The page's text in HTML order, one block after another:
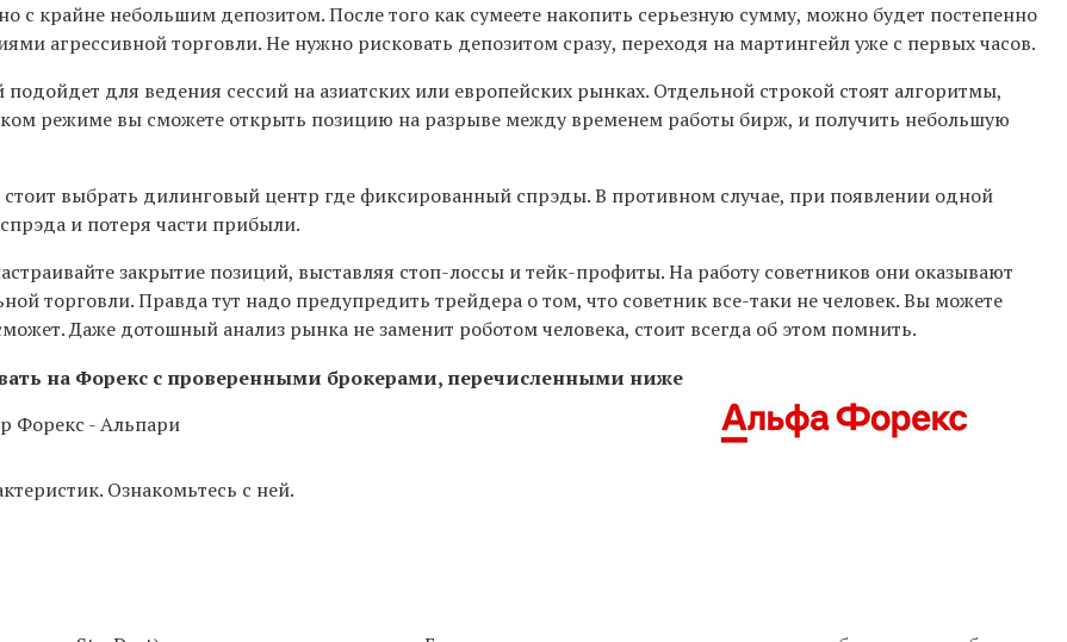
с крайне небольшим депозитом. После того как сумеете накопить серьезную сумму, можно будет постепенно
агрессивной торговли. Не нужно рисковать депозитом сразу, переходя на мартингейл уже с первых часов.
для ведения сессий на азиатских или европейских рынках. Отдельной строкой стоят алгоритмы,
режиме вы сможете открыть позицию на разрыве между временем работы бирж, и получить небольшую
выбрать дилинговый центр где фиксированный спрэды. В противном случае, при появлении одной
и потеря части прибыли.
закрытие позиций, выставляя стоп-лоссы и тейк-профиты. На работу советников они оказывают
торговли. Правда тут надо предупредить трейдера о том, что советник все-таки не человек. Вы можете
Даже дотошный анализ рынка не заменит роботом человека, стоит всегда об этом помнить.
на Форекс с проверенными брокерами, перечисленными ниже
Ознакомьтесь с ней.